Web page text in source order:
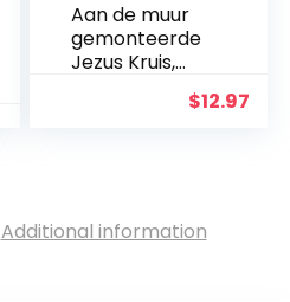
Aan de muur
gemonteerde
Jezus Kruis,
thuis, bruiloft,
$12.97
Additional information